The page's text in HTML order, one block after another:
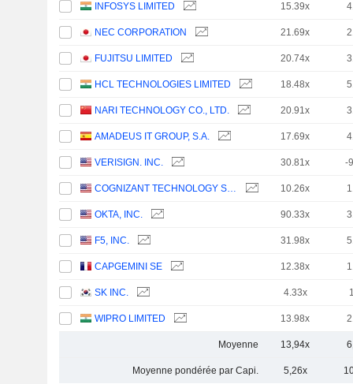
INFOSYS LIMITED 15.39x
NEC CORPORATION 21.69x
FUJITSU LIMITED 20.74x
HCL TECHNOLOGIES LIMITED 18.48x
NARI TECHNOLOGY CO., LTD. 20.91x
AMADEUS IT GROUP, S.A. 17.69x
VERISIGN. INC. 30.81x -
COGNIZANT TECHNOLOGY SOLUTIONS CORPORATION 10.26x
OKTA, INC. 90.33x
F5, INC. 31.98x
CAPGEMINI SE 12.38x
SK INC. 4.33x
WIPRO LIMITED 13.98x
Moyenne 13,94x
Moyenne pondérée par Capi. 5,26x